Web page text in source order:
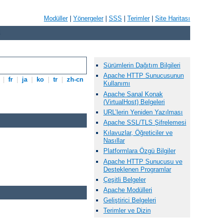
Modüller| Yönergeler| SSS Terimler| Site Haritası
fr ja ko tr zh-cn
Sürümlerin Dağıtım Bilgileri
Apache HTTP Sunucusunun
Kullanımı
Apache Sanal Konak
(VirtualHost) Belgeleri
URL’lerin Yeniden Yazılması
Apache SSL/TLS Şifrelemesi
Kılavuzlar, Öğreticiler ve
Nasıllar
Platformlara Özgü Bilgiler
Apache HTTP Sunucusu ve
Desteklenen Programlar
Çeşitli Belgeler
Apache Modülleri
Geliştirici Belgeleri
Terimler ve Dizin